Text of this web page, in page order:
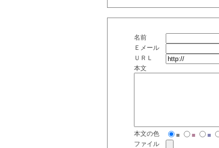
名前
Ｅメール
ＵＲＬ
本文
本文の色 ■ ■
■
ファイル